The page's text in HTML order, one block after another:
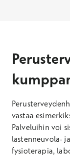
vastaa
Palveluihin voi
lastenneuvola-
fysioterapia,